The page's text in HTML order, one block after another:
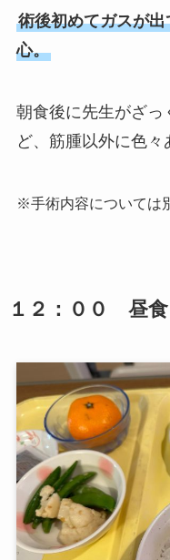
術後初めてガスが
心。
朝食後に先生がざっ
ど、筋腫以外に色々
※手術内容については
１２：００ 昼食